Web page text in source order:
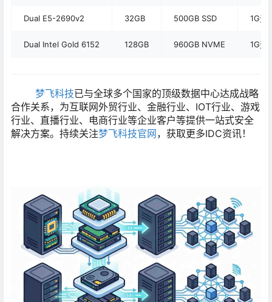
Dual E5-2690v2 32GB 500GB SSD 1G无
Dual Intel Gold 6152 128GB 960GB NVME 1G无
梦飞科技已与全球多个国家的顶级数据中心达成战略
合作关系，为互联网外贸行业、金融行业、IOT行业、游戏
行业、直播行业、电商行业等企业客户等提供一站式安全
解决方案。持续关注梦飞科技官网，获取更多IDC资讯！